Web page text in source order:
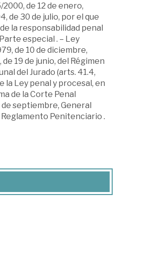
de 12 de enero,
de 30 de julio, por el que
la responsabilidad penal
especial . – Ley
de 10 de diciembre,
19 de junio, del Régimen
del Jurado (arts. 41.4,
la Ley penal y procesal, en
de la Corte Penal
de septiembre, General
Penitenciario .